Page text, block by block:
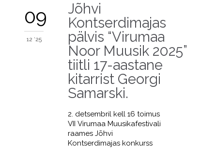
09
12 '25
Jõhvi
Kontserdimajas
pälvis “Virumaa
Noor Muusik 2025”
tiitli 17-aastane
kitarrist Georgi
Samarski.
2. detsembril kell 16 toimus
VII Virumaa Muusikafestivali
raames Jõhvi
Kontserdimajas konkurss